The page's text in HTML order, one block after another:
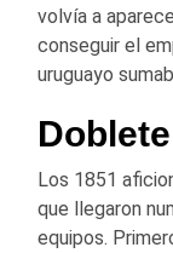
volvía a
conseguir el
uruguayo
Los 1851
que llegaron
equipos.